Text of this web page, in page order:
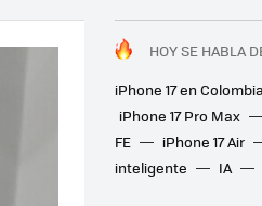
HOY SE HABLA
iPhone 17 en Colombia
iPhone 17 Pro Max
FE
iPhone 17 Air
inteligente
IA